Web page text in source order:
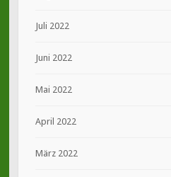
Juli 2022
Juni 2022
Mai 2022
April 2022
März 2022